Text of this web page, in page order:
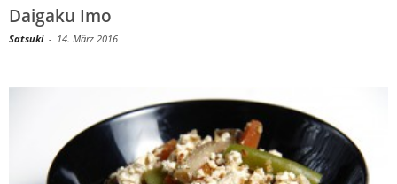
Daigaku Imo
Satsuki - 14. März 2016